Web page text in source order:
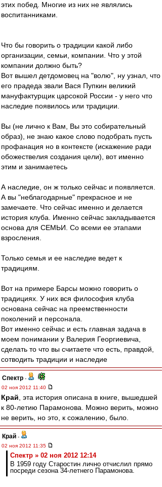
этих побед. Многие из них не являлись
воспитанниками.
Что бы говорить о традиции какой либо
организации, семьи, компании. Что у этой
компании должно быть?
Вот вышел детдомовец на "волю", ну узнал, что
его прадеда звали Вася Пупкин великий
мануфактурщик царсокой России - у него что
наследие появилось или традиции.
Вы (не лично к Вам, Вы это собирательный
образ), не знаю какое слово подобрать пусть
профанация но в контексте (искажение ради
обожествелия создания цели), вот именно
этим и занимаетесь
А наследие, он ж только сейчас и появляется.
А вы "неблагодарные" прекрасное и не
замечаете. Что сейчас именно и делается
история клуба. Именно сейчас закладывается
основа для СЕМЬИ. Со всеми ее этапами
взросления.
Только семья и ее наследие ведет к
традициям.
Вот на примере Барсы можно говорить о
традициях. У них вся философия клуба
основана сейчас на преемственности
поколений и персонала.
Вот именно сейчас и есть главная задача в
моем понимании у Валерия Георгиевича,
сделать то что вы считаете что есть, правдой,
сотводить традиции и наследие
Спектр -
02 ноя 2012 11:40
Край , эта история описана в книге, вышедшей
к 80-летию Парамонова. Можно верить, можно
не верить, но это, к сожалению, было.
Край -
02 ноя 2012 11:35
Спектр » 02 ноя 2012 12:14
В 1959 году Старостин лично отчислил прямо
посреди сезона 34-летнего Парамонова.